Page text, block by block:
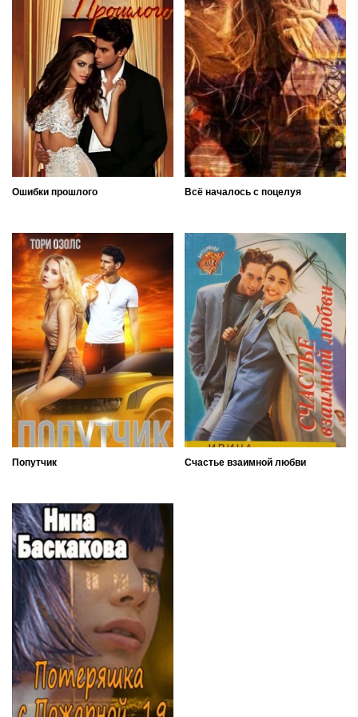
Ошибки прошлого Всё началось с поцелуя
Попутчик Счастье взаимной любви